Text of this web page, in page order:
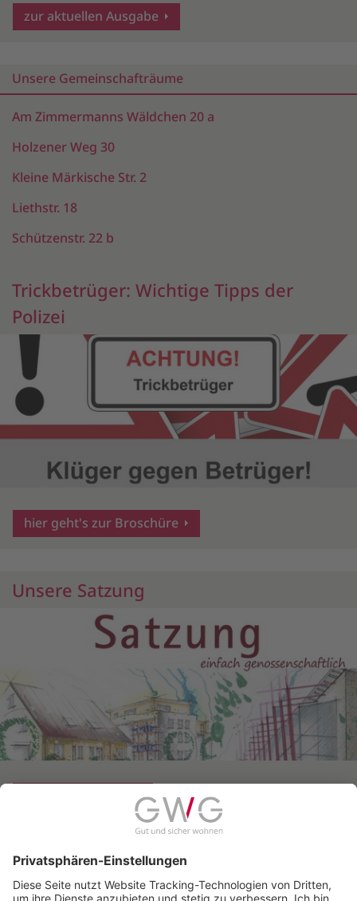
zur aktuellen Ausgabe
Unsere Gemeinschafträume
Am Zimmermanns Wäldchen 20 a
Holzener Weg 30
Kleine Märkische Str. 2
Liethstr. 18
Schützenstr. 22 b
Trickbetrüger: Wichtige Tipps der
Polizei
hier geht's zur Broschüre
Unsere Satzung
© 2026 Gemeinnützige Wohnungsbaugenossenschaft
Schwerte eG